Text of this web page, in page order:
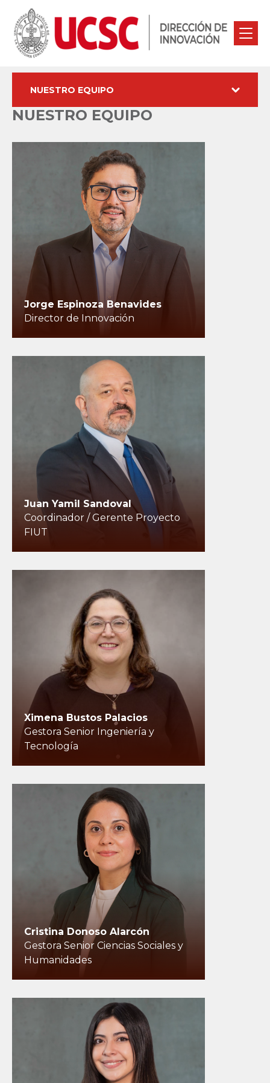
NUESTRO EQUIPO
NUESTRO EQUIPO
Jorge Espinoza Benavides
Director de Innovación
Juan Yamil Sandoval
Coordinador / Gerente Proyecto
FIUT
Ximena Bustos Palacios
Gestora Senior Ingeniería y
Tecnología
Cristina Donoso Alarcón
Gestora Senior Ciencias Sociales y
Humanidades